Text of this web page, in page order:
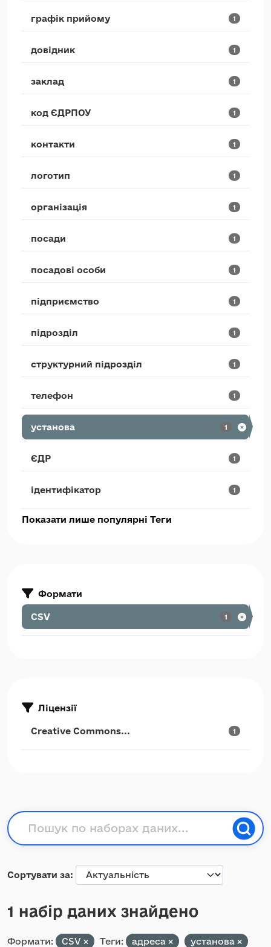
графік прийому 1
довідник 1
заклад 1
код ЄДРПОУ 1
контакти 1
логотип 1
організація 1
посади 1
посадові особи 1
підприємство 1
підрозділ 1
структурний підрозділ 1
телефон 1
установа 1
ЄДР 1
ідентифікатор 1
Показати лише популярні Теги
Формати
CSV 1
Ліцензії
Creative Commons... 1
Сортувати за
1 набір даних знайдено
Формати: CSV Теги: адреса
установа